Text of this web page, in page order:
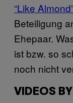
“Like
Beteiligung
Ehepaar.
ist bzw. so
noch nicht
VIDEOS